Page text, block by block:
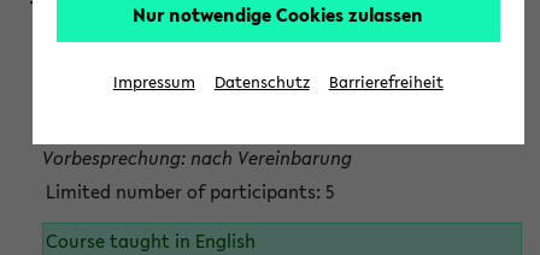
Projektmodul "Bakterielle Biotechnologie"
Persönliche Anmeldung beim Veranstalter ist unbedingt
Vorbesprechung: nach Vereinbarung
Limited number of participants: 5
Course taught in English
Nur notwendige Cookies zulassen
Impressum Datenschutz Barrierefreiheit